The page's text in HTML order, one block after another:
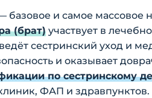
базовое и самое массовое
(брат) участвует в
сестринский уход и
и оказывает
по сестринскому
ФАП и здравпунктов.